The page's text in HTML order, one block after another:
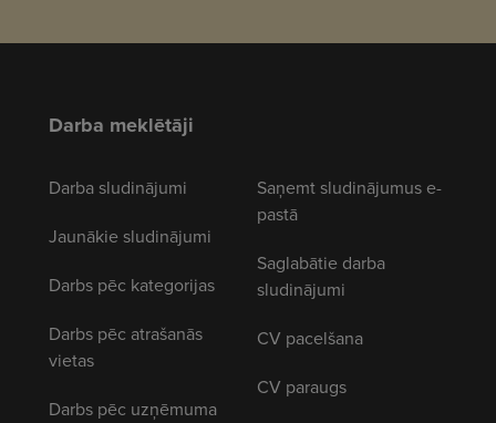
Darba meklētāji
Darba sludinājumi
Jaunākie sludinājumi
Darbs pēc kategorijas
Darbs pēc atrašanās
vietas
Darbs pēc uzņēmuma
Saņemt sludinājumus e-
pastā
Saglabātie darba
sludinājumi
CV pacelšana
CV paraugs